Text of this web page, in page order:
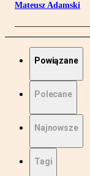
Mateusz Adamski
Powiązane
Polecane
Najnowsze
Tagi